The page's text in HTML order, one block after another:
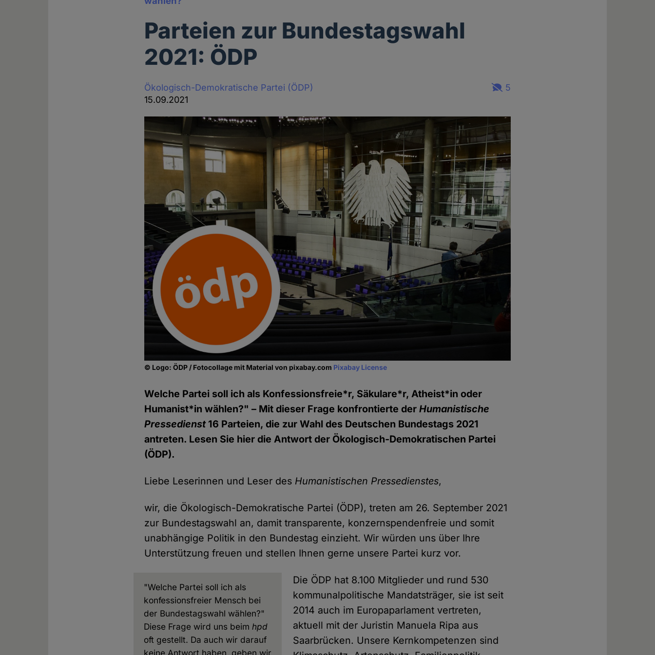
Parteien zur Bundestagswahl
2021: ÖDP
Ökologisch-Demokratische Partei (ÖDP)
15.09.2021
5
© Logo: ÖDP / Fotocollage mit Material von pixabay.com Pixabay License
Welche Partei soll ich als Konfessionsfreie*r, Säkulare*r, Atheist*in oder
Humanist*in wählen?" – Mit dieser Frage konfrontierte derHumanistische
Pressedienst16 Parteien, die zur Wahl des Deutschen Bundestags 2021
antreten. Lesen Sie hier die Antwort der Ökologisch-Demokratischen Partei
(ÖDP).
Liebe Leserinnen und Leser des Humanistischen Pressedienstes,
wir, die Ökologisch-Demokratische Partei (ÖDP), treten am 26. September 2021
zur Bundestagswahl an, damit transparente, konzernspendenfreie und somit
unabhängige Politik in den Bundestag einzieht. Wir würden uns über Ihre
Unterstützung freuen und stellen Ihnen gerne unsere Partei kurz vor.
"Welche Partei soll ich als
konfessionsfreier Mensch bei
der Bundestagswahl wählen?"
Diese Frage wird uns beim hpd
oft gestellt. Da auch wir darauf
Die ÖDP hat 8.100 Mitglieder und rund 530
kommunalpolitische Mandatsträger, sie ist seit
2014 auch im Europaparlament vertreten,
aktuell mit der Juristin Manuela Ripa aus
Saarbrücken. Unsere Kernkompetenzen sind